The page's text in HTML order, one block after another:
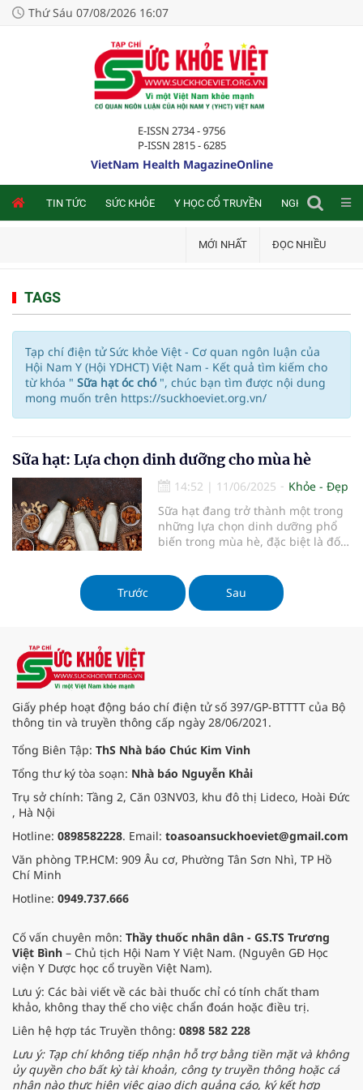
Thứ Sáu 07/08/2026 16:07
E-ISSN 2734 - 9756
P-ISSN 2815 - 6285
VietNam Health MagazineOnline
TIN TỨC SỨC KHỎE Y HỌC CỔ TRUYỀN NGHIÊN CỨU
MỚI NHẤT ĐỌC NHIỀU
TAGS
Tạp chí điện tử Sức khỏe Việt - Cơ quan ngôn luận của
Hội Nam Y (Hội YDHCT) Việt Nam - Kết quả tìm kiếm cho
từ khóa " Sữa hạt óc chó ", chúc bạn tìm được nội dung
mong muốn trên https://suckhoeviet.org.vn/
Sữa hạt: Lựa chọn dinh dưỡng cho mùa hè
14:52 | 11/06/2025
Khỏe - Đẹp
Sữa hạt đang trở thành một trong
những lựa chọn dinh dưỡng phổ
biến trong mùa hè, đặc biệt là đối
phẩm tự nhiên và lành mạnh. Với
hương vị thơm ngon và nhiều lợi
ích sức khỏe, sữa hạt không chỉ
Trước Sau
Giấy phép hoạt động báo chí điện tử số 397/GP-BTTTT của Bộ
thông tin và truyền thông cấp ngày 28/06/2021.
Tổng Biên Tập: ThS Nhà báo Chúc Kim Vinh
Tổng thư ký tòa soạn: Nhà báo Nguyễn Khải
Trụ sở chính: Tầng 2, Căn 03NV03, khu đô thị Lideco, Hoài Đức
, Hà Nội
Hotline: 0898582228. Email: toasoansuckhoeviet@gmail.com
Văn phòng TP.HCM: 909 Âu cơ, Phường Tân Sơn Nhì, TP Hồ
Chí Minh
Hotline: 0949.737.666
Cố vấn chuyên môn: Thầy thuốc nhân dân - GS.TS Trương
Việt Bình – Chủ tịch Hội Nam Y Việt Nam. (Nguyên GĐ Học
viện Y Dược học cổ truyền Việt Nam).
Lưu ý: Các bài viết về các bài thuốc chỉ có tính chất tham
khảo, không thay thế cho việc chẩn đoán hoặc điều trị.
Liên hệ hợp tác Truyền thông: 0898 582 228
Lưu ý: Tạp chí không tiếp nhận hỗ trợ bằng tiền mặt và không
ủy quyền cho bất kỳ tài khoản, công ty truyền thông hoặc cá
nhân nào thực hiện việc giao dịch quảng cáo, ký kết hợp